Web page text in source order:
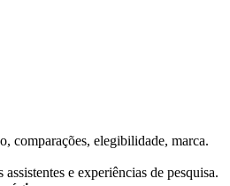
comparações, elegibilidade, marca.
e experiências de pesquisa.